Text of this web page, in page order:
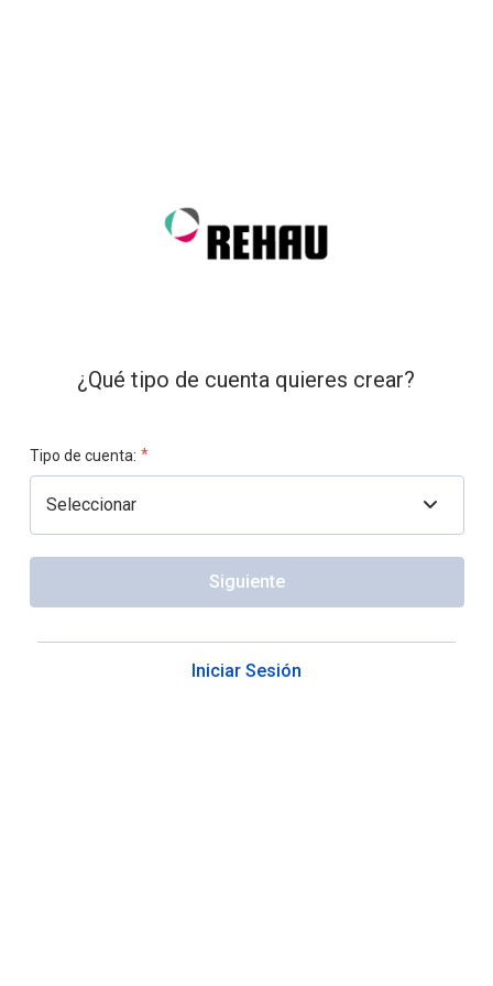
¿Qué tipo de cuenta quieres crear?
Tipo de cuenta: *
Siguiente
Iniciar Sesión